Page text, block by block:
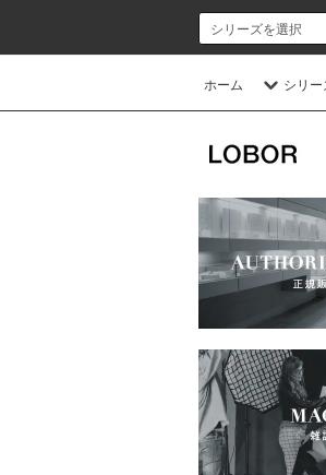
ホーム シリ